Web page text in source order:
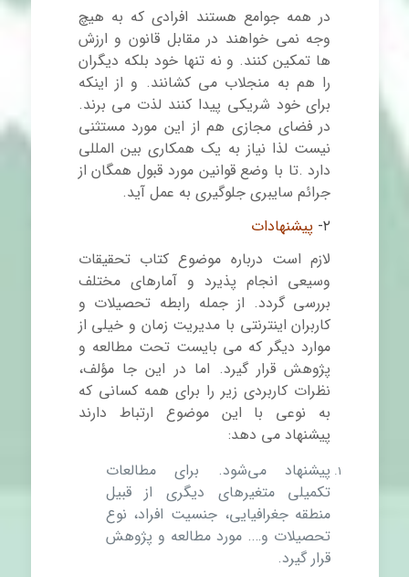
در همه جوامع هستند افرادی که به هیچ
وجه نمی خواهند در مقابل قانون و ارزش
ها تمکین کنند. و نه تنها خود بلکه دیگران
را هم به منجلاب می کشانند. و از اینکه
برای خود شریکی پیدا کنند لذت می برند.
در فضای مجازی هم از این مورد مستثنی
نیست لذا نیاز به یک همکاری بین المللی
دارد .تا با وضع قوانین مورد قبول همگان از
جرائم سایبری جلوگیری به عمل آید.
۲- پیشنهادات
لازم است درباره موضوع کتاب تحقیقات
وسیعی انجام پذیرد و آمارهای مختلف
بررسی گردد. از جمله رابطه تحصیلات و
کاربران اینترنتی با مدیریت زمان و خیلی از
موارد دیگر که می بایست تحت مطالعه و
پژوهش قرار گیرد. اما در این جا مؤلف،
نظرات کاربردی زیر را برای همه کسانی که
به نوعی با این موضوع ارتباط دارند
پیشنهاد می دهد:
پیشنهاد می‌شود. برای مطالعات
تکمیلی متغیرهای دیگری از قبیل
منطقه جغرافیایی، جنسیت افراد، نوع
تحصیلات و…. مورد مطالعه و پژوهش
قرار گیرد.